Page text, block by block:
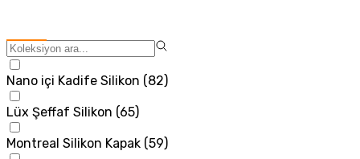
Nano içi Kadife Silikon (82)
Lüx Şeffaf Silikon (65)
Montreal Silikon Kapak (59)